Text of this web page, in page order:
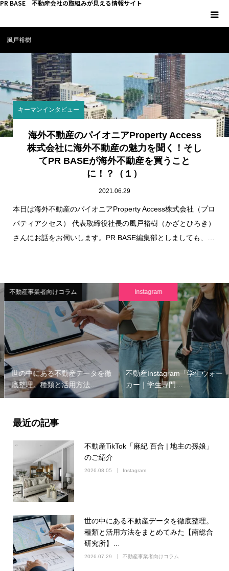
PR BASE 不動産会社の取組みが見える情報サイト
風戸裕樹
キーマンインタビュー
海外不動産のパイオニアProperty Access
株式会社に海外不動産の魅力を聞く！そし
てPR BASEが海外不動産を買うこと
に！？（１）
2021.06.29
本日は海外不動産のパイオニアProperty Access株式会社（プロ
パティアクセス） 代表取締役社長の風戸裕樹（かざとひろき）
さんにお話をお伺いします。PR BASE編集部としましても、…
不動産事業者向けコラム
世の中にある不動産データを徹
底整理。種類と活用方法…
Instagram
不動産Instagram「学生ウォー
カー｜学生専門…
最近の記事
不動産TikTok「麻紀 百合 | 地主の孫娘」
のご紹介
2026.08.05 Instagram
世の中にある不動産データを徹底整理。
種類と活用方法をまとめてみた【南総合
研究所】…
2026.07.29 不動産事業者向けコラム
PR BASEとは
キーマンインタビュー
不動産 YouTube
不動産 SNS
不動産事業者向けコラム